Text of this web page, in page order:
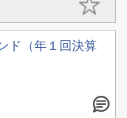
ド（年１回決算